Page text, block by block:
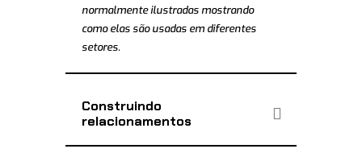
normalmente ilustradas mostrando
como elas são usadas em diferentes
setores.
Construindo
relacionamentos